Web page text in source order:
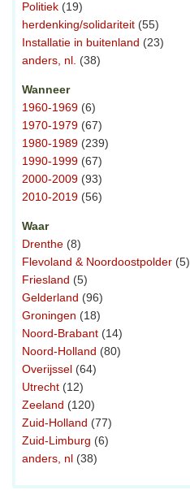
Politiek (19)
herdenking/solidariteit (55)
Installatie in buitenland (23)
anders, nl. (38)
Wanneer
1960-1969 (6)
1970-1979 (67)
1980-1989 (239)
1990-1999 (67)
2000-2009 (93)
2010-2019 (56)
Waar
Drenthe (8)
Flevoland & Noordoostpolder (5)
Friesland (5)
Gelderland (96)
Groningen (18)
Noord-Brabant (14)
Noord-Holland (80)
Overijssel (64)
Utrecht (12)
Zeeland (120)
Zuid-Holland (77)
Zuid-Limburg (6)
anders, nl (38)